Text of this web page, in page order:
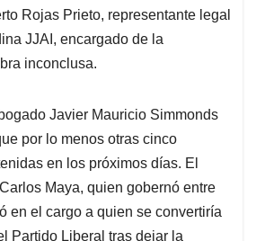
Rojas Prieto, representante legal
JJAI, encargado de la
inconclusa.
Javier Mauricio Simmonds
por lo menos otras cinco
en los próximos días. El
Maya, quien gobernó entre
en el cargo a quien se convertiría
Partido Liberal tras dejar la